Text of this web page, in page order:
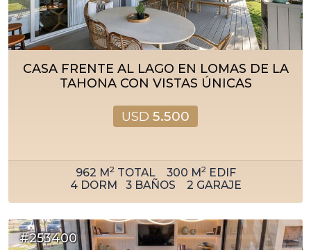
CASA FRENTE AL LAGO EN LOMAS DE LA
TAHONA CON VISTAS ÚNICAS
USD 5.500
962 M2TOTAL 300 M2EDIF
4DORM 3BAÑOS 2 GARAJE
#253400